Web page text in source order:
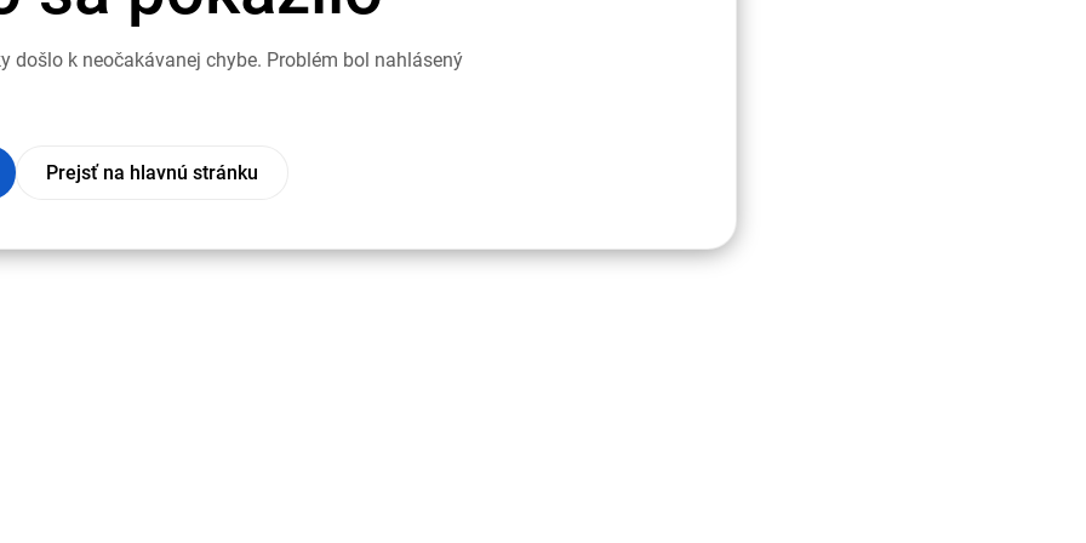
došlo k neočakávanej chybe. Problém bol nahlásený
Prejsť na hlavnú stránku